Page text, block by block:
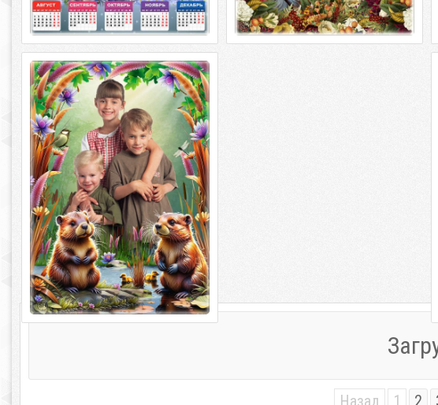
Летняя фоторамка для детей -
Наверно мы подружимся Ведь мы
так похожи
Летняя фоторамка для детей -
Наверно мы подружимся Ведь мы так
похожи PSD | 4961 х 3508 | 300 dpi |
Назад 1 2